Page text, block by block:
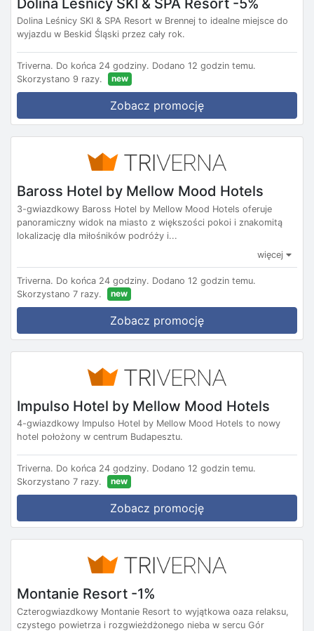
Dolina Leśnicy SKI & SPA Resort w Brennej to idealne miejsce do
wyjazdu w Beskid Śląski przez cały rok.
Triverna. Do końca 24 godziny. Dodano 12 godzin temu.
Skorzystano 9 razy.
new
Zobacz promocję
Baross Hotel by Mellow Mood Hotels
3-gwiazdkowy Baross Hotel by Mellow Mood Hotels oferuje
panoramiczny widok na miasto z większości pokoi i znakomitą
lokalizację dla miłośników podróży i...
więcej
Triverna. Do końca 24 godziny. Dodano 12 godzin temu.
Skorzystano 7 razy.
new
Zobacz promocję
Impulso Hotel by Mellow Mood Hotels
4-gwiazdkowy Impulso Hotel by Mellow Mood Hotels to nowy
hotel położony w centrum Budapesztu.
Triverna. Do końca 24 godziny. Dodano 12 godzin temu.
Skorzystano 7 razy.
new
Zobacz promocję
Montanie Resort -1%
Czterogwiazdkowy Montanie Resort to wyjątkowa oaza relaksu,
czystego powietrza i rozgwieżdżonego nieba w sercu Gór